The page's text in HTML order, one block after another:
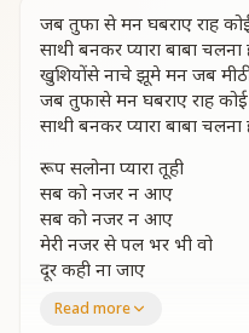
जब तुफा से मन घबराए राह
साथी बनकर प्यारा बाबा
खुशियोंसे नाचे झूमे मन जब
जब तुफासे मन घबराए राह
साथी बनकर प्यारा बाबा
रूप सलोना प्यारा तूही
सब को नजर न आए
सब को नजर न आए
मेरी नजर से पल भर भी वो
दूर कही ना जाए
जिन्हे ढूंढ रहे सब सदियों से
Read more